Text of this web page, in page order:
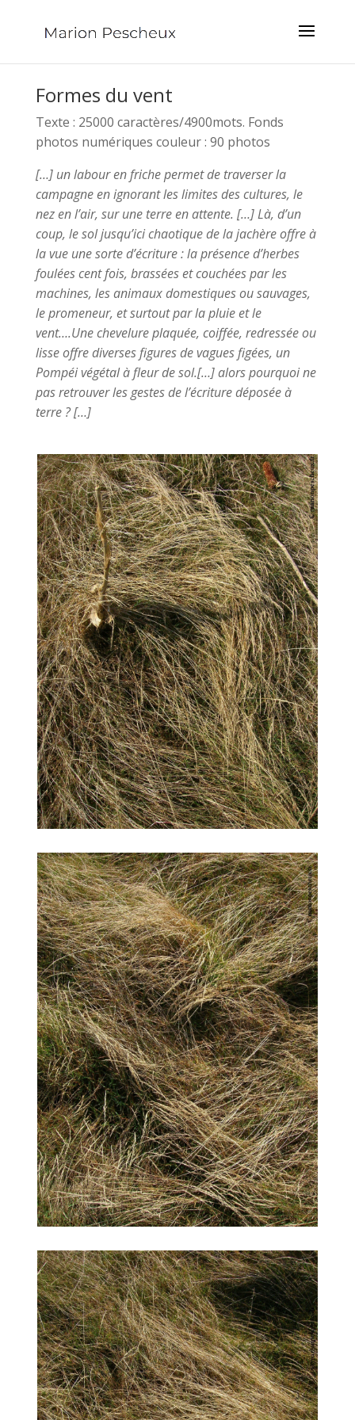
Formes du vent
Texte : 25000 caractères/4900mots. Fonds
photos numériques couleur : 90 photos
[…] un labour en friche permet de traverser la
campagne en ignorant les limites des cultures, le
nez en l’air, sur une terre en attente. […] Là, d’un
coup, le sol jusqu’ici chaotique de la jachère offre à
la vue une sorte d’écriture : la présence d’herbes
foulées cent fois, brassées et couchées par les
machines, les animaux domestiques ou sauvages,
le promeneur, et surtout par la pluie et le
vent….Une chevelure plaquée, coiffée, redressée ou
lisse offre diverses figures de vagues figées, un
Pompéi végétal à fleur de sol.[…] alors pourquoi ne
pas retrouver les gestes de l’écriture déposée à
terre ? […]